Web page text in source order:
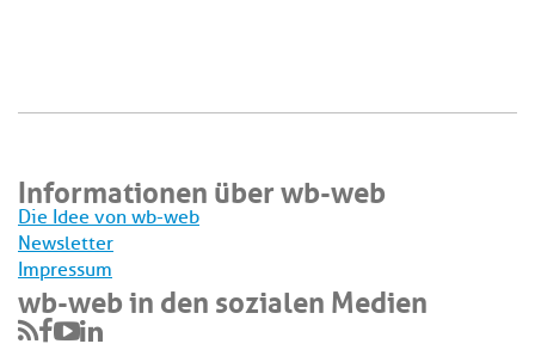
Informationen über wb-web
Die Idee von wb-web
Newsletter
Impressum
wb-web in den sozialen Medien